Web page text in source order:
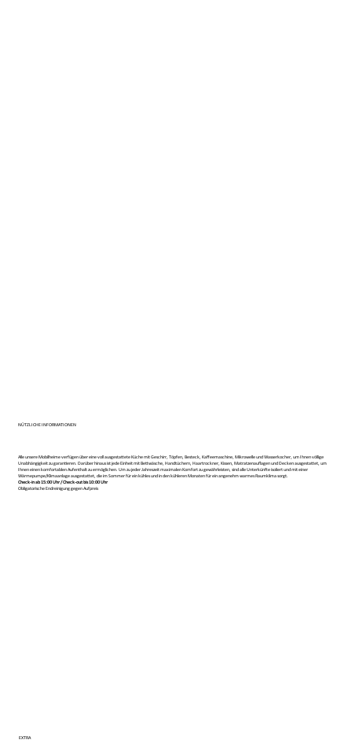
NÜTZLICHE INFORMATIONEN
Alle unsere Mobilheime verfügen über eine voll ausgestattete Küche mit Geschirr, Töpfen, Besteck, Kaffeemaschine, Mikrowelle und Wasserkocher, um Ihnen völlige
Unabhängigkeit zu garantieren. Darüber hinaus ist jede Einheit mit Bettwäsche, Handtüchern, Haartrockner, Kissen, Matratzenauflagen und Decken ausgestattet, um
Ihnen einen komfortablen Aufenthalt zu ermöglichen. Um zu jeder Jahreszeit maximalen Komfort zu gewährleisten, sind alle Unterkünfte isoliert und mit einer
Wärmepumpe/Klimaanlage ausgestattet, die im Sommer für ein kühles und in den kühleren Monaten für ein angenehm warmes Raumklima sorgt.
Check-in ab 15:00 Uhr / Check-out bis 10:00 Uhr
Obligatorische Endreinigung gegen Aufpreis
EXTRA